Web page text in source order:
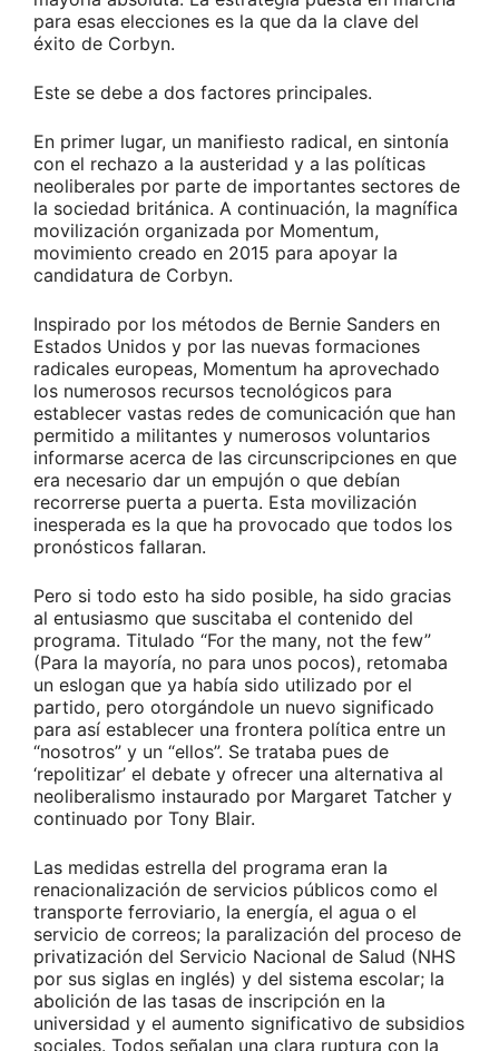
para esas elecciones es la que da la clave del
éxito de Corbyn.
Este se debe a dos factores principales.
En primer lugar, un manifiesto radical, en sintonía
con el rechazo a la austeridad y a las políticas
neoliberales por parte de importantes sectores de
la sociedad británica. A continuación, la magnífica
movilización organizada por Momentum,
movimiento creado en 2015 para apoyar la
candidatura de Corbyn.
Inspirado por los métodos de Bernie Sanders en
Estados Unidos y por las nuevas formaciones
radicales europeas, Momentum ha aprovechado
los numerosos recursos tecnológicos para
establecer vastas redes de comunicación que han
permitido a militantes y numerosos voluntarios
informarse acerca de las circunscripciones en que
era necesario dar un empujón o que debían
recorrerse puerta a puerta. Esta movilización
inesperada es la que ha provocado que todos los
pronósticos fallaran.
Pero si todo esto ha sido posible, ha sido gracias
al entusiasmo que suscitaba el contenido del
programa. Titulado “For the many, not the few”
(Para la mayoría, no para unos pocos), retomaba
un eslogan que ya había sido utilizado por el
partido, pero otorgándole un nuevo significado
para así establecer una frontera política entre un
“nosotros” y un “ellos”. Se trataba pues de
‘repolitizar’ el debate y ofrecer una alternativa al
neoliberalismo instaurado por Margaret Tatcher y
continuado por Tony Blair.
Las medidas estrella del programa eran la
renacionalización de servicios públicos como el
transporte ferroviario, la energía, el agua o el
servicio de correos; la paralización del proceso de
privatización del Servicio Nacional de Salud (NHS
por sus siglas en inglés) y del sistema escolar; la
abolición de las tasas de inscripción en la
universidad y el aumento significativo de subsidios
sociales. Todos señalan una clara ruptura con la